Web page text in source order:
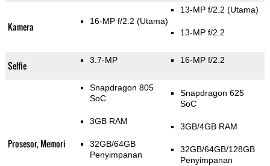
Kamera 16-MP f/2.2 (Utama)
13-MP f/2.2 (Utama)
13-MP f/2.2
Selfie 3.7-MP 16-MP f/2.2
Prosesor, Memori
Snapdragon 805
SoC
3GB RAM
32GB/64GB
Penyimpanan
Snapdragon 625
SoC
3GB/4GB RAM
32GB/64GB/128GB
Penyimpanan